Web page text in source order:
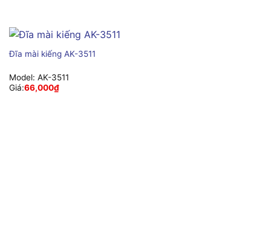
Đĩa mài kiếng AK-3511
Model: AK-3511
Giá:66,000₫